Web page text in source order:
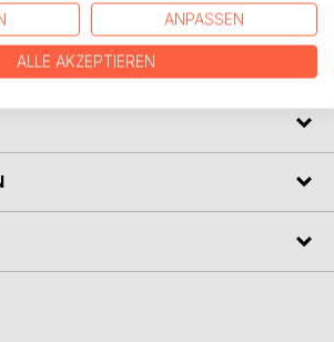
saputnik za sve one koji ne zele samo
svojim mislima, probude
i postanu svesni kreatori svog zivota.
ANPASSEN
ALLE AKZEPTIEREN